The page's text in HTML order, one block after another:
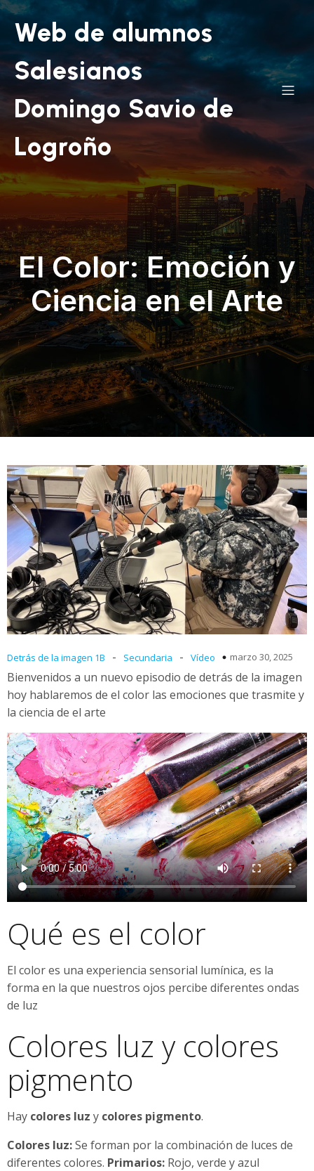
Web de alumnos
Salesianos
Domingo Savio de
Logroño
El Color: Emoción y
Ciencia en el Arte
Detrás de la imagen 1B - Secundaria - Vídeo marzo 30, 2025
Bienvenidos a un nuevo episodio de detrás de la imagen
hoy hablaremos de el color las emociones que trasmite y
la ciencia de el arte
Qué es el color
El color es una experiencia sensorial lumínica, es la
forma en la que nuestros ojos percibe diferentes ondas
de luz
Colores luz y colores
pigmento
Hay colores luz y colores pigmento.
Colores luz:Se forman por la combinación de luces de
diferentes colores. Primarios: Rojo, verde y azul